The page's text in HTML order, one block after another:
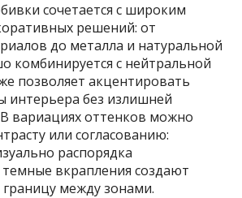
сочетается с широким
решений: от
до металла и натуральной
комбинируется с нейтральной
позволяет акцентировать
интерьера без излишней
вариациях оттенков можно
или согласованию:
распорядка
темные вкрапления создают
между зонами.